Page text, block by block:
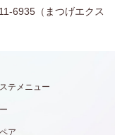
6935（まつげエクス
テメニュー
ア